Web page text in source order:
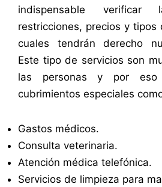
indispensable verificar
restricciones, precios y
cuales tendrán derecho
Este tipo de servicios son
las personas y por
cubrimientos especiales
Gastos médicos.
Consulta veterinaria.
Atención médica telefónica.
Servicios de limpieza para